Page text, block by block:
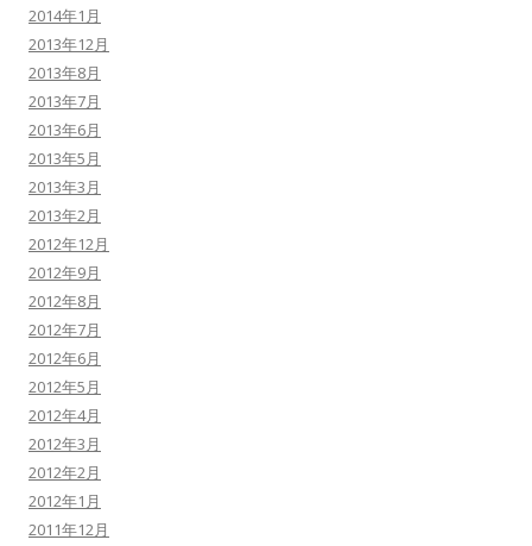
2014年1月
2013年12月
2013年8月
2013年7月
2013年6月
2013年5月
2013年3月
2013年2月
2012年12月
2012年9月
2012年8月
2012年7月
2012年6月
2012年5月
2012年4月
2012年3月
2012年2月
2012年1月
2011年12月